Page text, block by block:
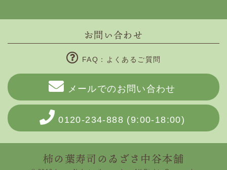
お問い合わせ
FAQ：よくあるご質問
メールでのお問い合わせ
0120-234-888 (9:00-18:00)
柿の葉寿司のゐざさ中谷本舗